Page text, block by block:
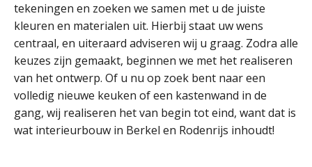
tekeningen en zoeken we samen met u de juiste
kleuren en materialen uit. Hierbij staat uw wens
centraal, en uiteraard adviseren wij u graag. Zodra alle
keuzes zijn gemaakt, beginnen we met het realiseren
van het ontwerp. Of u nu op zoek bent naar een
volledig nieuwe keuken of een kastenwand in de
gang, wij realiseren het van begin tot eind, want dat is
wat interieurbouw in Berkel en Rodenrijs inhoudt!